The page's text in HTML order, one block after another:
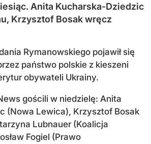
Anita Kucharska-Dziedzic
Krzysztof Bosak wręcz
Rymanowskiego pojawił się
państwo polskie z kieszeni
obywateli Ukrainy.
gościli w niedzielę: Anita
(Nowa Lewica), Krzysztof Bosak
Lubnauer (Koalicja
Fogiel (Prawo